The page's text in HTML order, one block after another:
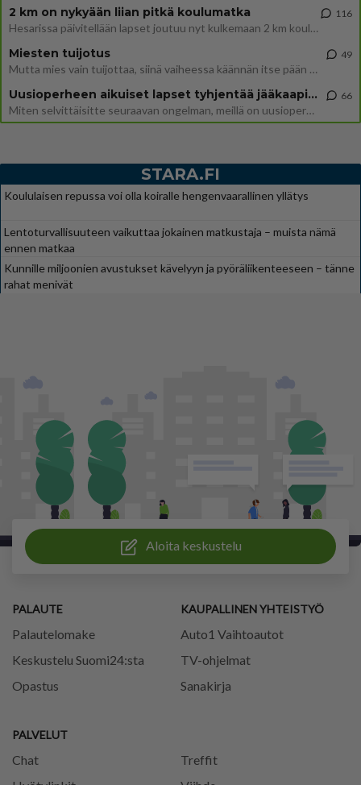
2 km on nykyään liian pitkä koulumatka
Hesarissa päivitellään lapset joutuu nyt kulkemaan 2 km kouluun jösses. Ruostefillarilla tuo matka menee vaikka miten äk
116
Miesten tuijotus
Mutta mies vain tuijottaa, siinä vaiheessa käännän itse pään pois. Mikä juttu? Yleensä jos joku tuijottaa tai katsoo, hä
49
Uusioperheen aikuiset lapset tyhjentää jääkaapin käydessään
Miten selvittäisitte seuraavan ongelman, meillä on uusioperhe, minulla teini-ikäiset lapset ja puolisolla aikuiset, jotk
66
STARA.FI
Koululaisen repussa voi olla koiralle hengenvaarallinen yllätys
Lentoturvallisuuteen vaikuttaa jokainen matkustaja – muista nämä
ennen matkaa
Kunnille miljoonien avustukset kävelyyn ja pyöräliikenteeseen – tänne
rahat menivät
Aloita keskustelu
PALAUTE
Palautelomake
Keskustelu Suomi24:sta
Opastus
PALVELUT
Chat
Treffit
KAUPALLINEN YHTEISTYÖ
Auto1 Vaihtoautot
TV-ohjelmat
Sanakirja